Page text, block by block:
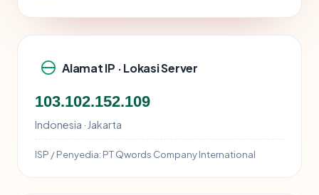
Alamat IP · Lokasi Server
103.102.152.109
Indonesia · Jakarta
ISP / Penyedia: PT Qwords Company International